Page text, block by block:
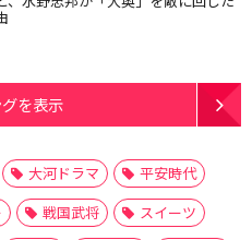
を表示
大河ドラマ
平安時代
戦国武将
スイーツ